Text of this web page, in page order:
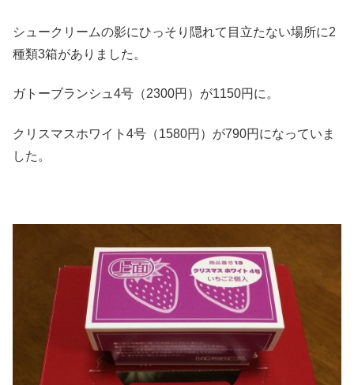
シュークリームの影にひっそり隠れて目立たない場所に2
種類3箱がありました。
ガトーブランシュ4号（2300円）が1150円に。
クリスマスホワイト4号（1580円）が790円になっていま
した。